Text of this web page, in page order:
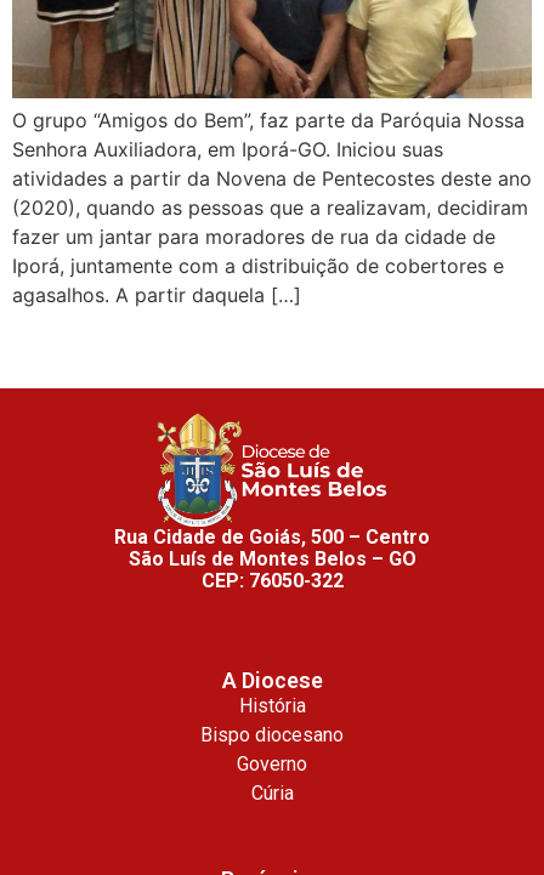
O grupo “Amigos do Bem”, faz parte da Paróquia Nossa
Senhora Auxiliadora, em Iporá-GO. Iniciou suas
atividades a partir da Novena de Pentecostes deste ano
(2020), quando as pessoas que a realizavam, decidiram
fazer um jantar para moradores de rua da cidade de
Iporá, juntamente com a distribuição de cobertores e
agasalhos. A partir daquela […]
Rua Cidade de Goiás, 500 – Centro
São Luís de Montes Belos – GO
CEP: 76050-322
A Diocese
História
Bispo diocesano
Governo
Cúria